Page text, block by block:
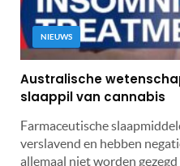
NIEUWS
Australische
slaappil van cannabis
Farmaceutische
verslavend en hebben
allemaal niet worden